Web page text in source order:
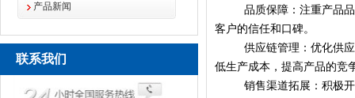
产品新闻
联系我们
品质保障：注重产品
客户的信任和口碑。
供应链管理：优化供
低生产成本，提高产品的竞
销售渠道拓展：积极